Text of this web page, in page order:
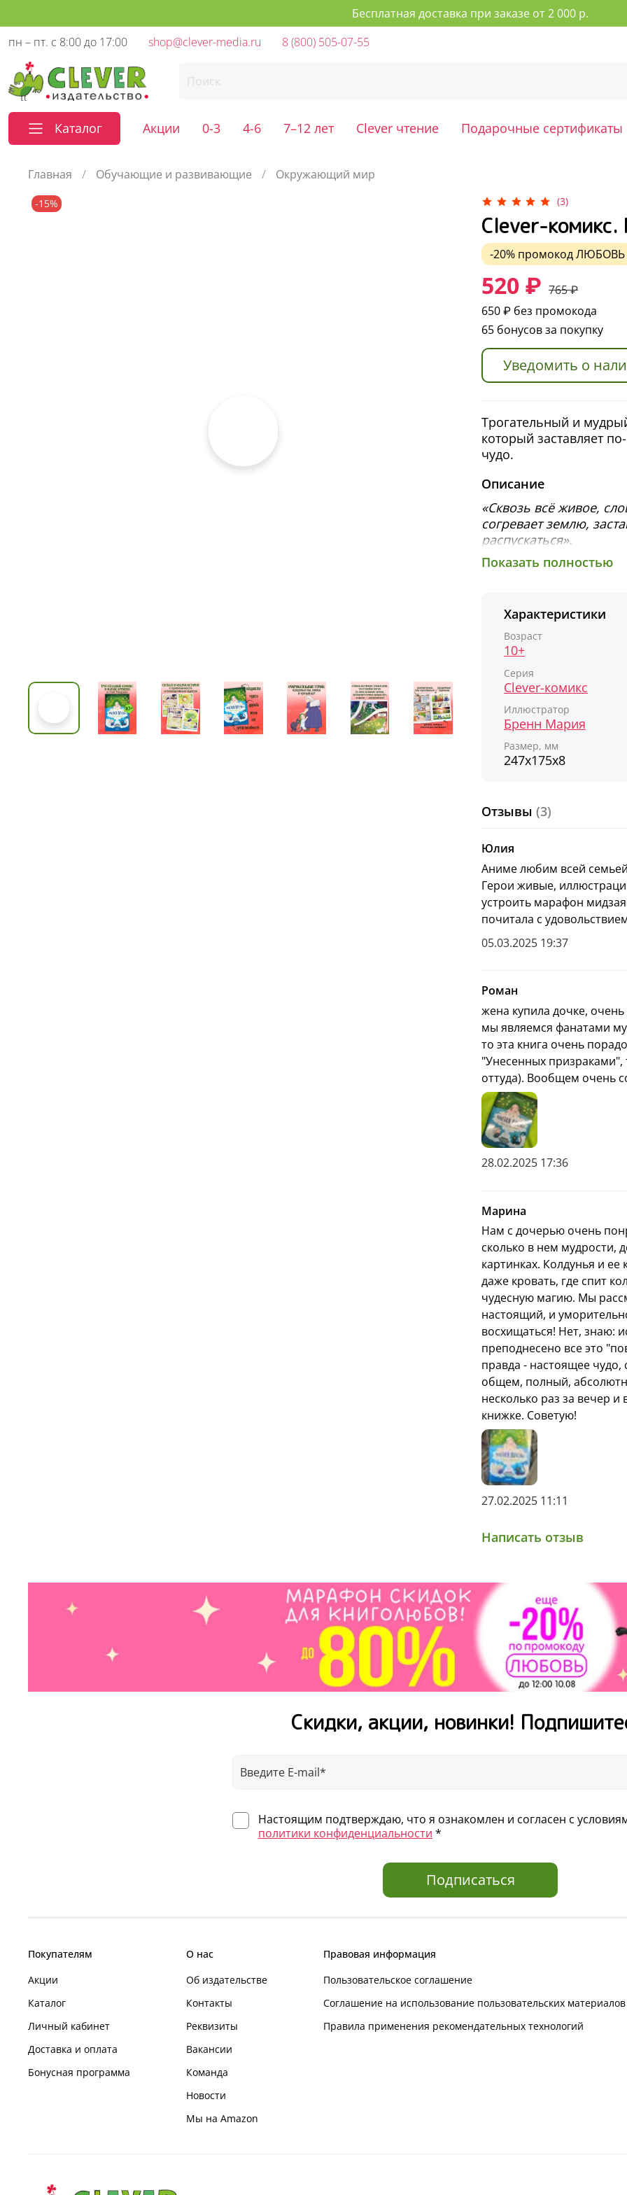
Бесплатная доставка при заказе от 2 000 р.
пн – пт. с 8:00 до 17:00
shop@clever-media.ru 8 (800) 505-07-55
Каталог Акции 0-3 4-6 7–12 лет Clever чтение Подарочные сертификаты
Главная Обучающие и развивающие Окружающий мир
-15% (3)
Clever-
-20% промокодЛЮБОВЬ
520 ₽ 765 ₽
650 ₽ без промокода
65 бонусов за покупку
Уведомить о
Трогательный и
который заставляет
чудо.
Описание
«Сквозь всё живое,
согревает землю,
распускаться».
Старая колдунья Ула
Винка, которая
удивительными
Комикс
«Магия
он напоминает о
замечаешь.
небольшой объем
обязательно
большие произведения.
«Магия весны. Ула и
красивыми
подарочному
мальчикам и девочкам
внимание и взрослым,
детскую
В книге есть:
Милые герои —
Завораживающие
Понравится
Миядзаки
Возраст 10+
Показать полностью
Характеристики
Возраст
10+
Серия
Clever-комикс
Иллюстратор
Бренн Мария
Размер, мм
247х175х8
Отзывы (3)
Юлия
Аниме любим всей
Герои живые,
устроить марафон
почитала с
05.03.2025 19:37
Роман
жена купила дочке,
мы являемся фанатами
то эта книга очень
"Унесенных призраками",
оттуда). Вообщем очень
28.02.2025 17:36
Марина
Нам с дочерью очень
сколько в нем мудрости,
картинках. Колдунья и
даже кровать, где спит
чудесную магию. Мы
настоящий, и
восхищаться! Нет, знаю:
преподнесено все это
правда - настоящее чудо,
общем, полный,
несколько раз за вечер
книжке. Советую!
27.02.2025 11:11
Написать отзыв
Скидки, акции, новинки!
Настоящим подтверждаю, что я ознакомлен и согласен с
политики конфиденциальности *
Подписаться
Покупателям
Акции
Каталог
Личный кабинет
Доставка и оплата
Бонусная программа
О нас
Об издательстве
Контакты
Реквизиты
Вакансии
Команда
Новости
Мы на Amazon
Правовая информация
Пользовательское соглашение
Соглашение на использование пользовательских материалов
Правила применения рекомендательных технологий